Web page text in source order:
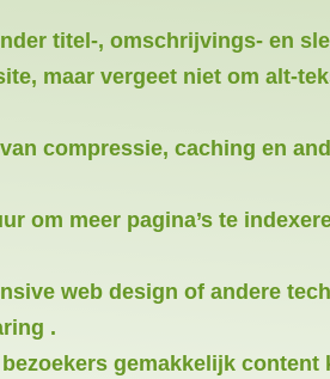
titel-, omschrijvings- en
maar vergeet niet om alt-
compressie, caching en
om meer pagina’s te
web design of andere
.
gemakkelijk